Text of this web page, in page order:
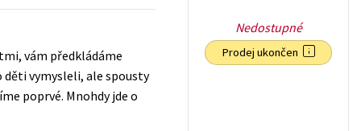
vám předkládáme
děti vymysleli, ale spousty
poprvé. Mnohdy jde o
Nedostupné
Prodej ukončen